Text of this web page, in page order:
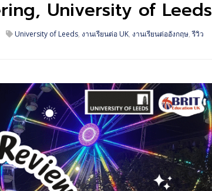
University of Leeds
University of Leeds, งานเรียนต่อ UK, งานเรียนต่ออังกฤษ,รีวิว